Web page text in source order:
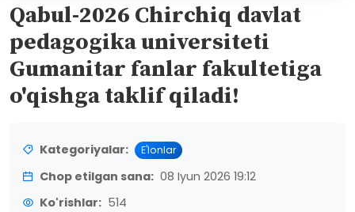
Qabul-2026 Chirchiq davlat
pedagogika universiteti
Gumanitar fanlar fakultetiga
o'qishga taklif qiladi!
Kategoriyalar: E'lonlar
Chop etilgan sana: 08 Iyun 2026 19:12
Ko'rishlar: 514